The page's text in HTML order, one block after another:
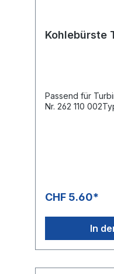
Kohlebürste
Passend für
Nr. 262 110
CHF 5.60*
In